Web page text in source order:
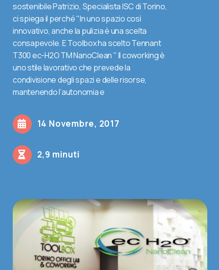
Usato
Blog
Contatti
Cerca
sostenibile Patrizio, Specialista ISC di Torino,
ci spiega il perché "In uno spazio così
innovativo, anche la pulizia è una scelta
consapevole. E Toolbox ha scelto Tennant
T300 ec-H2O TM NanoClean " Il coworking è
uno stile lavorativo che prevede la
condivisione degli spazi e delle risorse,
mantenendo l’autonomia e
14 Novembre, 2017
2,9 minuti